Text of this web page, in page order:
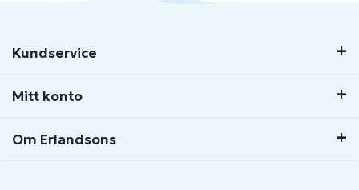
Kundservice
Mitt konto
Om Erlandsons